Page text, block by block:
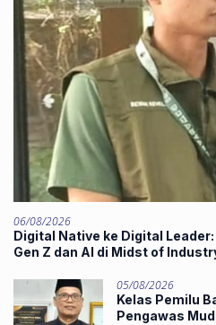
06/08/2026
Digital Native ke Digital
Gen Z dan AI di Midst of
05/08/2026
Kelas Pemilu
Pengawas